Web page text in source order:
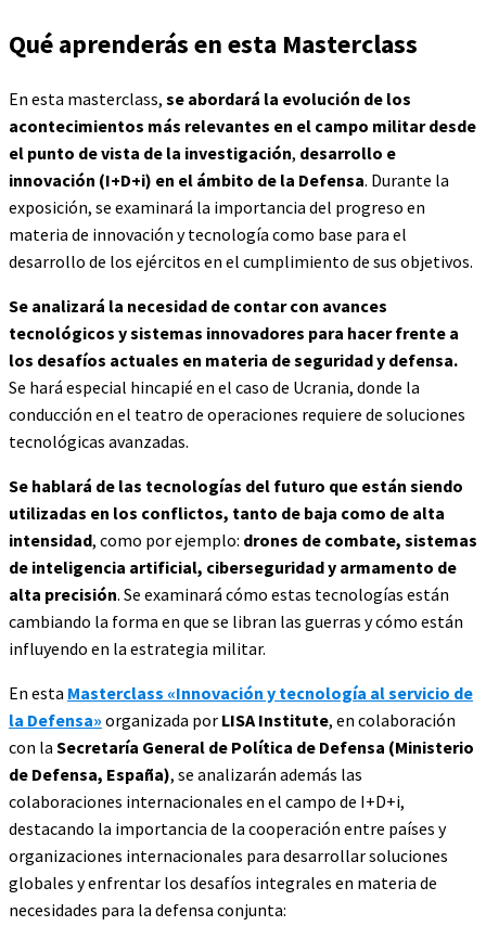
Qué aprenderás en esta Masterclass
En esta masterclass, se abordará la evolución de los
acontecimientos más relevantes en el campo militar desde
el punto de vista de la investigación, desarrollo e
innovación (I+D+i) en el ámbito de la Defensa. Durante la
exposición, se examinará la importancia del progreso en
materia de innovación y tecnología como base para el
desarrollo de los ejércitos en el cumplimiento de sus objetivos.
Se analizará la necesidad de contar con avances
tecnológicos y sistemas innovadores para hacer frente a
los desafíos actuales en materia de seguridad y defensa.
Se hará especial hincapié en el caso de Ucrania, donde la
conducción en el teatro de operaciones requiere de soluciones
tecnológicas avanzadas.
Se hablará de las tecnologías del futuro que están siendo
utilizadas en los conflictos, tanto de baja como de alta
intensidad, como por ejemplo: drones de combate, sistemas
de inteligencia artificial, ciberseguridad y armamento de
alta precisión. Se examinará cómo estas tecnologías están
cambiando la forma en que se libran las guerras y cómo están
influyendo en la estrategia militar.
En esta Masterclass «Innovación y tecnología al servicio de
la Defensa» organizada por LISA Institute, en colaboración
con la Secretaría General de Política de Defensa (Ministerio
de Defensa, España), se analizarán además las
colaboraciones internacionales en el campo de I+D+i,
destacando la importancia de la cooperación entre países y
organizaciones internacionales para desarrollar soluciones
globales y enfrentar los desafíos integrales en materia de
necesidades para la defensa conjunta: